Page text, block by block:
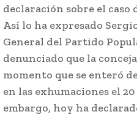
declaración sobre el caso
Así lo ha expresado
General del Partido
denunciado que la
momento que se enteró
en las exhumaciones el
embargo, hoy ha